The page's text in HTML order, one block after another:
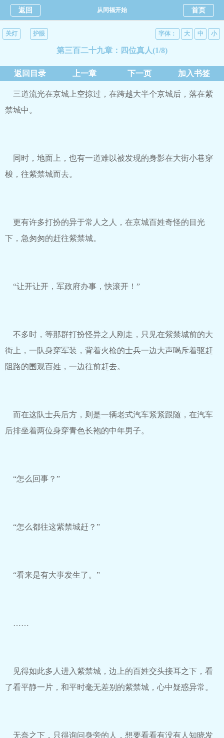
返回 从同福开始 首页
关灯 护眼 字体： 大 中 小
第三百二十九章：四位真人(1/8)
返回目录 上一章 下一页 加入书签
三道流光在京城上空掠过，在跨越大半个京城后，落在紫
禁城中。
同时，地面上，也有一道难以被发现的身影在大街小巷穿
梭，往紫禁城而去。
更有许多打扮的异于常人之人，在京城百姓奇怪的目光
下，急匆匆的赶往紫禁城。
“让开让开，军政府办事，快滚开！”
不多时，等那群打扮怪异之人刚走，只见在紫禁城前的大
街上，一队身穿军装，背着火枪的士兵一边大声喝斥着驱赶
阻路的围观百姓，一边往前赶去。
而在这队士兵后方，则是一辆老式汽车紧紧跟随，在汽车
后排坐着两位身穿青色长袍的中年男子。
“怎么回事？”
“怎么都往这紫禁城赶？”
“看来是有大事发生了。”
……
见得如此多人进入紫禁城，边上的百姓交头接耳之下，看
了看平静一片，和平时毫无差别的紫禁城，心中疑惑异常。
无奈之下，只得询问身旁的人，想要看看有没有人知晓发